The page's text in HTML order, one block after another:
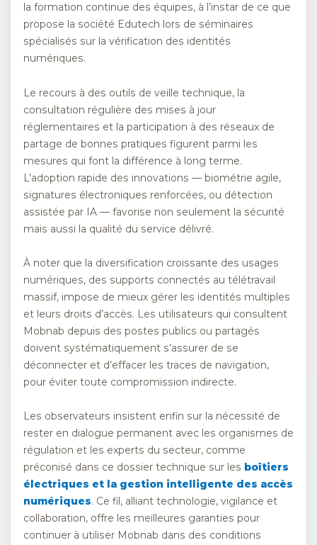
la formation continue des équipes, à l’instar de ce que
propose la société Edutech lors de séminaires
spécialisés sur la vérification des identités
numériques.
Le recours à des outils de veille technique, la
consultation régulière des mises à jour
réglementaires et la participation à des réseaux de
partage de bonnes pratiques figurent parmi les
mesures qui font la différence à long terme.
L’adoption rapide des innovations — biométrie agile,
signatures électroniques renforcées, ou détection
assistée par IA — favorise non seulement la sécurité
mais aussi la qualité du service délivré.
À noter que la diversification croissante des usages
numériques, des supports connectés au télétravail
massif, impose de mieux gérer les identités multiples
et leurs droits d’accès. Les utilisateurs qui consultent
Mobnab depuis des postes publics ou partagés
doivent systématiquement s’assurer de se
déconnecter et d’effacer les traces de navigation,
pour éviter toute compromission indirecte.
Les observateurs insistent enfin sur la nécessité de
rester en dialogue permanent avec les organismes de
régulation et les experts du secteur, comme
préconisé dans ce dossier technique sur les boîtiers
électriques et la gestion intelligente des accès
numériques. Ce fil, alliant technologie, vigilance et
collaboration, offre les meilleures garanties pour
continuer à utiliser Mobnab dans des conditions